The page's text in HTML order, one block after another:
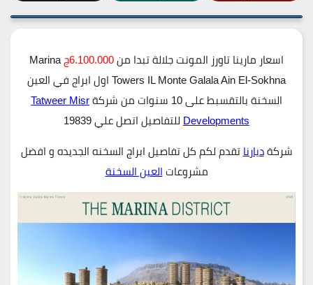
اسعار مارينا تاورز المونت جلالة تبدا من
Marina
Towers IL Monte Galala Ain El-Sokhna اول ابراج في العين
السخنة بالتقسبط على 10 سنوات من شركة
Tatweer Misr
Developmentsللتفاصيل اتصل علي 19839
شركةديارناتقدم لكم كل تفاصيل ابراج السخنه الجديده و افضل
مشروعاتالعين السخنة